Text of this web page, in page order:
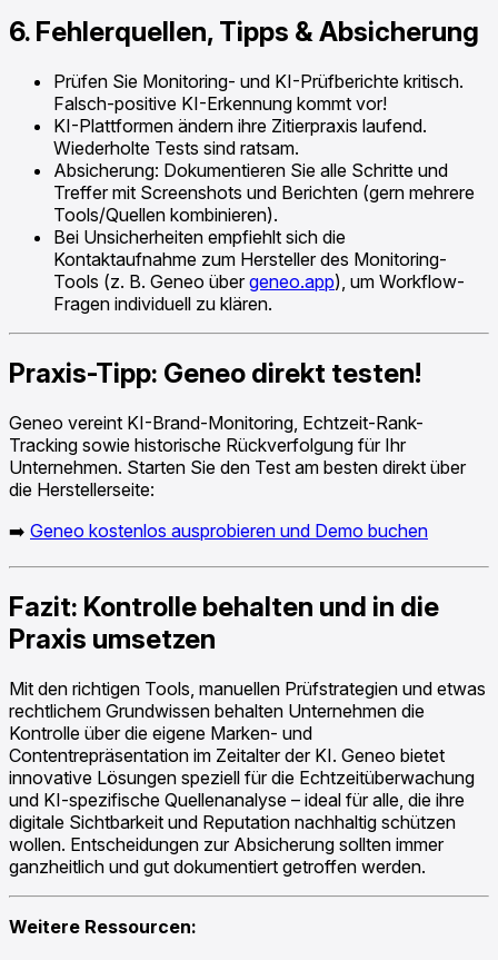
6. Fehlerquellen, Tipps & Absicherung
Prüfen Sie Monitoring- und KI-Prüfberichte kritisch.
Falsch-positive KI-Erkennung kommt vor!
KI-Plattformen ändern ihre Zitierpraxis laufend.
Wiederholte Tests sind ratsam.
Absicherung: Dokumentieren Sie alle Schritte und
Treffer mit Screenshots und Berichten (gern mehrere
Tools/Quellen kombinieren).
Bei Unsicherheiten empfiehlt sich die
Kontaktaufnahme zum Hersteller des Monitoring-
Tools (z. B. Geneo übergeneo.app), um Workflow-
Fragen individuell zu klären.
Praxis-Tipp: Geneo direkt testen!
Geneo vereint KI-Brand-Monitoring, Echtzeit-Rank-
Tracking sowie historische Rückverfolgung für Ihr
Unternehmen. Starten Sie den Test am besten direkt über
die Herstellerseite:
➡️ Geneo kostenlos ausprobieren und Demo buchen
Fazit: Kontrolle behalten und in die
Praxis umsetzen
Mit den richtigen Tools, manuellen Prüfstrategien und etwas
rechtlichem Grundwissen behalten Unternehmen die
Kontrolle über die eigene Marken- und
Contentrepräsentation im Zeitalter der KI. Geneo bietet
innovative Lösungen speziell für die Echtzeitüberwachung
und KI-spezifische Quellenanalyse – ideal für alle, die ihre
digitale Sichtbarkeit und Reputation nachhaltig schützen
wollen. Entscheidungen zur Absicherung sollten immer
ganzheitlich und gut dokumentiert getroffen werden.
Weitere Ressourcen: